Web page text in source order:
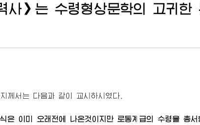
사》는 수령형상문학의 고귀한
께서는 다음과 같이 교시하시였다.
은 이미 오래전에 나온것이지만 로동계급의수령을 총서